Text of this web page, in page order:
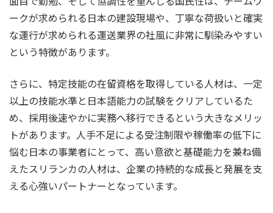
ークが求められる日本の建設現場や、丁寧な荷扱いと確実
な運行が求められる運送業界の社風に非常に馴染みやすい
という特徴があります。
さらに、特定技能の在留資格を取得している人材は、一定
以上の技能水準と日本語能力の試験をクリアしているた
め、採用後速やかに実務へ移行できるという大きなメリッ
トがあります。人手不足による受注制限や稼働率の低下に
悩む日本の事業者にとって、高い意欲と基礎能力を兼ね備
えたスリランカの人材は、企業の持続的な成長と発展を支
える心強いパートナーとなっています。